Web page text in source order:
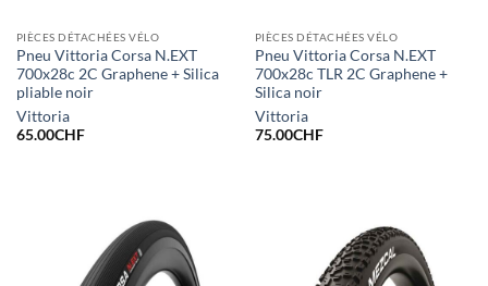
PIÈCES DÉTACHÉES VÉLO
Pneu Vittoria Corsa N.EXT
700x28c 2C Graphene + Silica
pliable noir
Vittoria
65.00CHF
PIÈCES DÉTACHÉES VÉLO
Pneu Vittoria Corsa N.EXT
700x28c TLR 2C Graphene +
Silica noir
Vittoria
75.00CHF